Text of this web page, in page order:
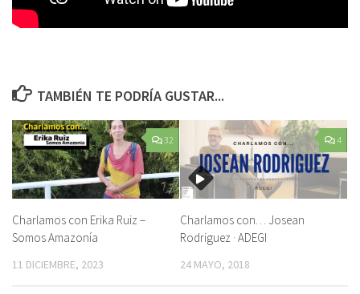
TAMBIÉN TE PODRÍA GUSTAR...
32
Charlamos con Erika Ruiz –
Somos Amazonía
11 DICIEMBRE, 2023
4
Charlamos con… Josean
Rodriguez · ADEGI
24 MAYO, 2018